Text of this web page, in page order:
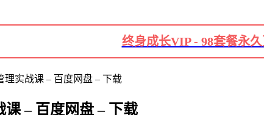
终身成长VIP - 98套餐永
理实战课 – 百度网盘 – 下载
– 百度网盘 – 下载